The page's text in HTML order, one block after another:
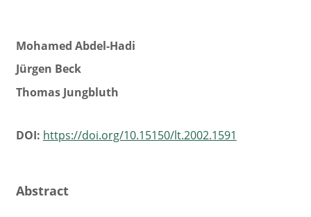
Mohamed Abdel-Hadi
Jürgen Beck
Thomas Jungbluth
DOI: https://doi.org/10.15150/lt.2002.1591
Abstract